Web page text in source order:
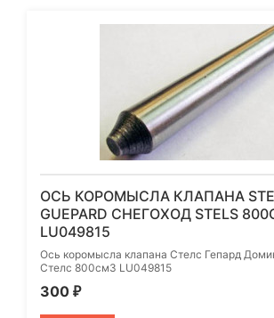
ОСЬ КОРОМЫСЛА КЛАПАНА
GUEPARD СНЕГОХОД STELS
LU049815
Ось коромысла клапана Стелс Гепард
Стелс 800см3 LU049815
300 ₽